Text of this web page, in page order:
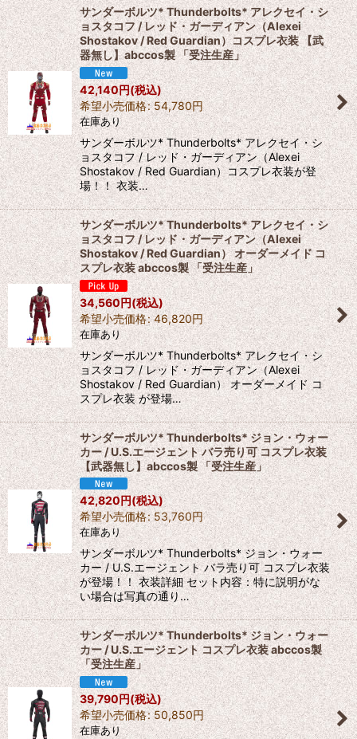
サンダーボルツ* Thunderbolts* アレクセイ・シ
ョスタコフ / レッド・ガーディアン（Alexei
Shostakov / Red Guardian）コスプレ衣装 【武
器無し】abccos製 「受注生産」
42,140円(税込)
希望小売価格: 54,780円
在庫あり
サンダーボルツ* Thunderbolts* アレクセイ・シ
ョスタコフ / レッド・ガーディアン（Alexei
Shostakov / Red Guardian）コスプレ衣装が登
場！！ 衣装…
サンダーボルツ* Thunderbolts* アレクセイ・シ
ョスタコフ / レッド・ガーディアン（Alexei
Shostakov / Red Guardian） オーダーメイド コ
スプレ衣装 abccos製 「受注生産」
34,560円(税込)
希望小売価格: 46,820円
在庫あり
サンダーボルツ* Thunderbolts* アレクセイ・シ
ョスタコフ / レッド・ガーディアン（Alexei
Shostakov / Red Guardian） オーダーメイド コ
スプレ衣装 が登場…
サンダーボルツ* Thunderbolts* ジョン・ウォー
カー / U.S.エージェント バラ売り可 コスプレ衣装
【武器無し】abccos製 「受注生産」
42,820円(税込)
希望小売価格: 53,760円
在庫あり
サンダーボルツ* Thunderbolts* ジョン・ウォー
カー / U.S.エージェント バラ売り可 コスプレ衣装
が登場！！ 衣装詳細 セット内容：特に説明がな
い場合は写真の通り…
サンダーボルツ* Thunderbolts* ジョン・ウォー
カー / U.S.エージェント コスプレ衣装 abccos製
「受注生産」
39,790円(税込)
希望小売価格: 50,850円
在庫あり